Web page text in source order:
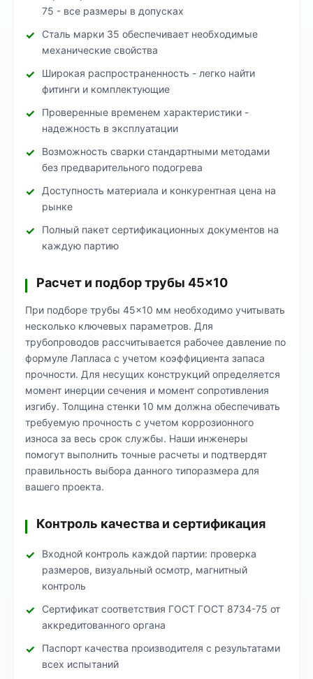
75 - все размеры в допусках
Сталь марки 35 обеспечивает необходимые
механические свойства
Широкая распространенность - легко найти
фитинги и комплектующие
Проверенные временем характеристики -
надежность в эксплуатации
Возможность сварки стандартными методами
без предварительного подогрева
Доступность материала и конкурентная цена на
рынке
Полный пакет сертификационных документов на
каждую партию
Расчет и подбор трубы 45×10
При подборе трубы 45×10 мм необходимо учитывать
несколько ключевых параметров. Для
трубопроводов рассчитывается рабочее давление по
формуле Лапласа с учетом коэффициента запаса
прочности. Для несущих конструкций определяется
момент инерции сечения и момент сопротивления
изгибу. Толщина стенки 10 мм должна обеспечивать
требуемую прочность с учетом коррозионного
износа за весь срок службы. Наши инженеры
помогут выполнить точные расчеты и подтвердят
правильность выбора данного типоразмера для
вашего проекта.
Контроль качества и сертификация
Входной контроль каждой партии: проверка
размеров, визуальный осмотр, магнитный
контроль
Сертификат соответствия ГОСТ ГОСТ 8734-75 от
аккредитованного органа
Паспорт качества производителя с результатами
всех испытаний